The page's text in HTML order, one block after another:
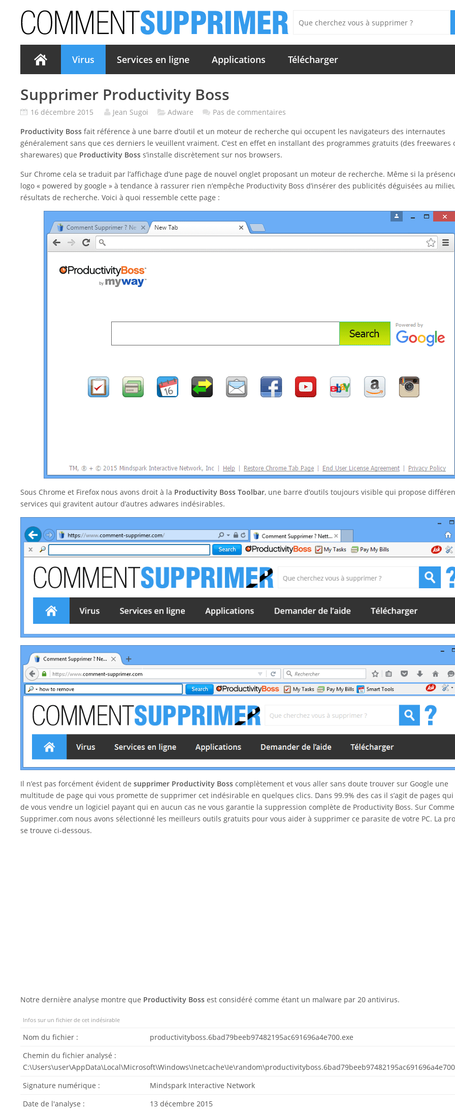
Virus Services en ligne Applications Télécharger
Supprimer Productivity Boss
16 décembre 2015 Jean Sugoi Adware
Pas de commentaires
Productivity Boss fait référence à une barre d’outil et un moteur de recherche qui occupent les navigateurs des internautes
généralement sans que ces derniers le veuillent vraiment. C’est en effet en installant des programmes gratuits (des freewares
sharewares) que Productivity Boss s’installe discrètement sur nos browsers.
Sur Chrome cela se traduit par l’affichage d’une page de nouvel onglet proposant un moteur de recherche. Même si la
logo « powered by google » à tendance à rassurer rien n’empêche Productivity Boss d’insérer des publicités déguisées au
résultats de recherche. Voici à quoi ressemble cette page :
Sous Chrome et Firefox nous avons droit à la Productivity Boss Toolbar, une barre d’outils toujours visible qui propose
services qui gravitent autour d’autres adwares indésirables.
Il n’est pas forcément évident de supprimer Productivity Boss complètement et vous aller sans doute trouver sur Google une
multitude de page qui vous promette de supprimer cet indésirable en quelques clics. Dans 99.9% des cas il s’agit de pages
de vous vendre un logiciel payant qui en aucun cas ne vous garantie la suppression complète de Productivity Boss. Sur
Supprimer.com nous avons sélectionné les meilleurs outils gratuits pour vous aider à supprimer ce parasite de votre PC. La
se trouve ci-dessous.
Notre dernière analyse montre que Productivity Boss est considéré comme étant un malware par 20 antivirus.
Infos sur un fichier de cet indésirable
Nom du fichier :
productivityboss.6bad79beeb97482195ac691696a4e700.exe
Chemin du fichier analysé :
Signature numérique :
Mindspark Interactive Network
Date de l'analyse :
13 décembre 2015